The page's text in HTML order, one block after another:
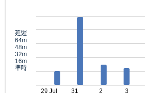
延遲
64m
48m
32m
16m
準時
29 Jul 31 2 3